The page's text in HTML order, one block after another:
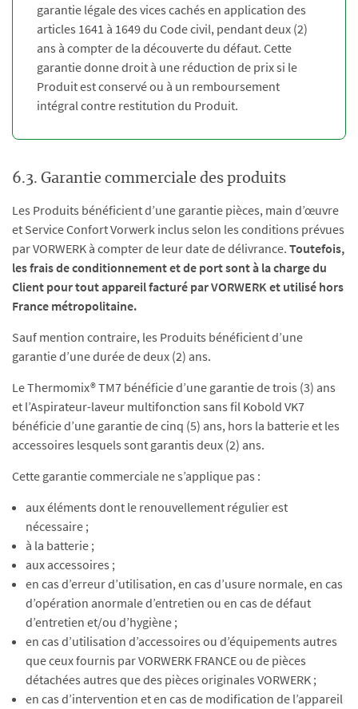
garantie légale des vices cachés en application des
articles 1641 à 1649 du Code civil, pendant deux (2)
ans à compter de la découverte du défaut. Cette
garantie donne droit à une réduction de prix si le
Produit est conservé ou à un remboursement
intégral contre restitution du Produit.
6.3. Garantie commerciale des produits
Les Produits bénéficient d’une garantie pièces, main d’œuvre
et Service Confort Vorwerk inclus selon les conditions prévues
par VORWERK à compter de leur date de délivrance. Toutefois,
les frais de conditionnement et de port sont à la charge du
Client pour tout appareil facturé par VORWERK et utilisé hors
France métropolitaine.
Sauf mention contraire, les Produits bénéficient d’une
garantie d’une durée de deux (2) ans.
Le Thermomix® TM7 bénéficie d’une garantie de trois (3) ans
et l’Aspirateur-laveur multifonction sans fil Kobold VK7
bénéficie d’une garantie de cinq (5) ans, hors la batterie et les
accessoires lesquels sont garantis deux (2) ans.
Cette garantie commerciale ne s’applique pas :
aux éléments dont le renouvellement régulier est
nécessaire ;
à la batterie ;
aux accessoires ;
en cas d’erreur d’utilisation, en cas d’usure normale, en cas
d’opération anormale d’entretien ou en cas de défaut
d’entretien et/ou d’hygiène ;
en cas d’utilisation d’accessoires ou d’équipements autres
que ceux fournis par VORWERK FRANCE ou de pièces
détachées autres que des pièces originales VORWERK ;
en cas d’intervention et en cas de modification de l’appareil